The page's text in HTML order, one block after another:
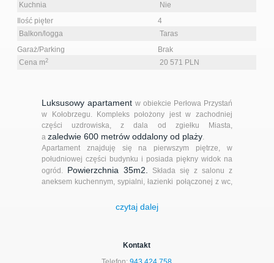
Kuchnia
Nie
Ilość pięter
4
Balkon/logga
Taras
Garaż/Parking
Brak
Cena m2 20 571 PLN
L uksusowy apartamentw obiekcie Perłowa Przystań
w Kołobrzegu. Kompleks położony jest w zachodniej
części uzdrowiska, z dala od zgiełku Miasta,
azaledwie600 metrów oddalony od plaży.
Apartament znajduję się na pierwszym piętrze, w
południowej części budynku i posiada piękny widok na
ogród. Powierzchnia 35m2.
Składa się z salonu z
aneksem kuchennym, sypialni, łazienki połączonej z wc,
wyłożony terakotą (trwają obecnie prace). Wyjście na
standard zapewni komfortowy wypoczynek dla każdego.
Czynsz do Wspólnoty: 515zł
czytaj dalej
Kontakt